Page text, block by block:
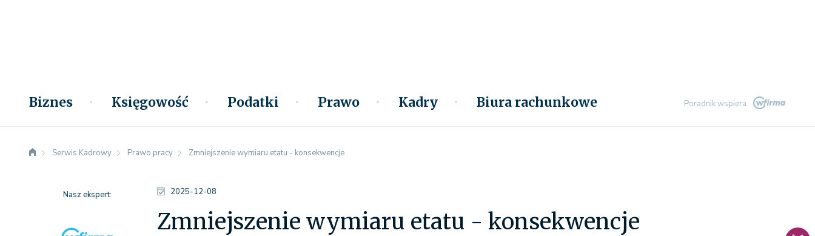
Biznes Księgowość Podatki Prawo Kadry Biura rachunkowe Poradnik wspiera
Serwis Kadrowy Prawo pracy Zmniejszenie wymiaru etatu - konsekwencje
2025-12-08
Zmniejszenie wymiaru etatu - konsekwencje
Nasz ekspert: